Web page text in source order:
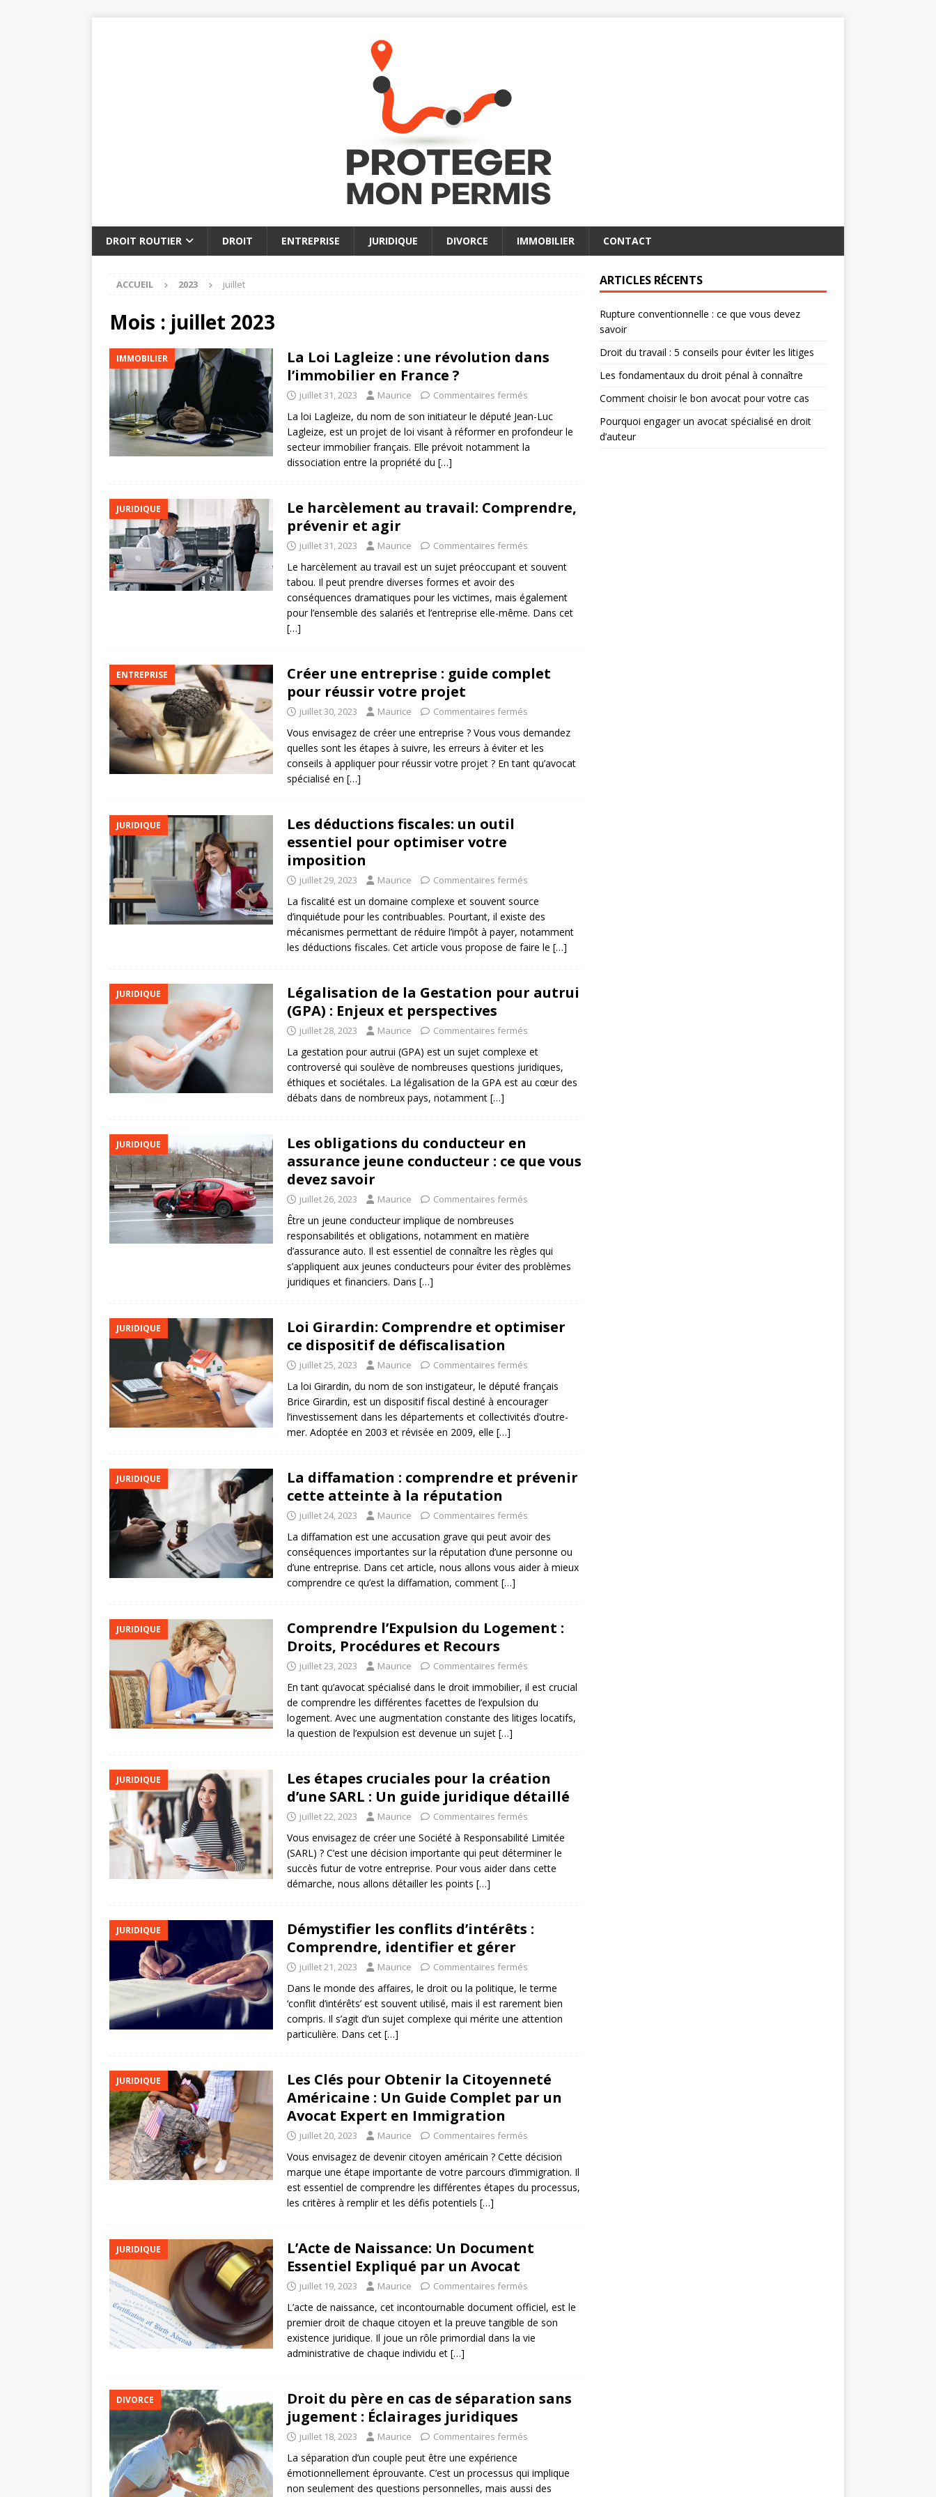
DROIT ROUTIER DROIT ENTREPRISE JURIDIQUE DIVORCE IMMOBILIER CONTACT
ACCUEIL 2023 juillet
Mois : juillet 2023
IMMOBILIER
La Loi Lagleize : une révolution dans
l’immobilier en France ?
juillet 31, 2023 Maurice Commentaires fermés
La loi Lagleize, du nom de son initiateur le député Jean-Luc
Lagleize, est un projet de loi visant à réformer en profondeur le
secteur immobilier français. Elle prévoit notamment la
dissociation entre la propriété du […]
JURIDIQUE
Le harcèlement au travail: Comprendre,
prévenir et agir
juillet 31, 2023 Maurice Commentaires fermés
Le harcèlement au travail est un sujet préoccupant et souvent
tabou. Il peut prendre diverses formes et avoir des
conséquences dramatiques pour les victimes, mais également
pour l’ensemble des salariés et l’entreprise elle-même. Dans cet
[…]
ENTREPRISE
Créer une entreprise : guide complet
pour réussir votre projet
juillet 30, 2023 Maurice Commentaires fermés
Vous envisagez de créer une entreprise ? Vous vous demandez
quelles sont les étapes à suivre, les erreurs à éviter et les
conseils à appliquer pour réussir votre projet ? En tant qu’avocat
spécialisé en […]
JURIDIQUE
Les déductions fiscales: un outil
essentiel pour optimiser votre
imposition
juillet 29, 2023 Maurice Commentaires fermés
La fiscalité est un domaine complexe et souvent source
d’inquiétude pour les contribuables. Pourtant, il existe des
mécanismes permettant de réduire l’impôt à payer, notamment
les déductions fiscales. Cet article vous propose de faire le […]
JURIDIQUE
Légalisation de la Gestation pour autrui
(GPA) : Enjeux et perspectives
juillet 28, 2023 Maurice Commentaires fermés
La gestation pour autrui (GPA) est un sujet complexe et
controversé qui soulève de nombreuses questions juridiques,
éthiques et sociétales. La légalisation de la GPA est au cœur des
débats dans de nombreux pays, notamment […]
JURIDIQUE
Les obligations du conducteur en
assurance jeune conducteur : ce que vous
devez savoir
juillet 26, 2023 Maurice Commentaires fermés
Être un jeune conducteur implique de nombreuses
responsabilités et obligations, notamment en matière
d’assurance auto. Il est essentiel de connaître les règles qui
s’appliquent aux jeunes conducteurs pour éviter des problèmes
juridiques et financiers. Dans […]
JURIDIQUE
Loi Girardin: Comprendre et optimiser
ce dispositif de défiscalisation
juillet 25, 2023 Maurice Commentaires fermés
La loi Girardin, du nom de son instigateur, le député français
Brice Girardin, est un dispositif fiscal destiné à encourager
l’investissement dans les départements et collectivités d’outre-
mer. Adoptée en 2003 et révisée en 2009, elle […]
JURIDIQUE
La diffamation : comprendre et prévenir
cette atteinte à la réputation
juillet 24, 2023 Maurice Commentaires fermés
La diffamation est une accusation grave qui peut avoir des
conséquences importantes sur la réputation d’une personne ou
d’une entreprise. Dans cet article, nous allons vous aider à mieux
comprendre ce qu’est la diffamation, comment […]
JURIDIQUE
Comprendre l’Expulsion du Logement :
Droits, Procédures et Recours
juillet 23, 2023 Maurice Commentaires fermés
En tant qu’avocat spécialisé dans le droit immobilier, il est crucial
de comprendre les différentes facettes de l’expulsion du
logement. Avec une augmentation constante des litiges locatifs,
la question de l’expulsion est devenue un sujet […]
JURIDIQUE
Les étapes cruciales pour la création
d’une SARL : Un guide juridique détaillé
juillet 22, 2023 Maurice Commentaires fermés
Vous envisagez de créer une Société à Responsabilité Limitée
(SARL) ? C’est une décision importante qui peut déterminer le
succès futur de votre entreprise. Pour vous aider dans cette
démarche, nous allons détailler les points […]
JURIDIQUE
Démystifier les conflits d’intérêts :
Comprendre, identifier et gérer
juillet 21, 2023 Maurice Commentaires fermés
Dans le monde des affaires, le droit ou la politique, le terme
‘conflit d’intérêts’ est souvent utilisé, mais il est rarement bien
compris. Il s’agit d’un sujet complexe qui mérite une attention
particulière. Dans cet […]
JURIDIQUE
Les Clés pour Obtenir la Citoyenneté
Américaine : Un Guide Complet par un
Avocat Expert en Immigration
juillet 20, 2023 Maurice Commentaires fermés
Vous envisagez de devenir citoyen américain ? Cette décision
marque une étape importante de votre parcours d’immigration. Il
est essentiel de comprendre les différentes étapes du processus,
les critères à remplir et les défis potentiels […]
JURIDIQUE
L’Acte de Naissance: Un Document
Essentiel Expliqué par un Avocat
juillet 19, 2023 Maurice Commentaires fermés
L’acte de naissance, cet incontournable document officiel, est le
premier droit de chaque citoyen et la preuve tangible de son
existence juridique. Il joue un rôle primordial dans la vie
administrative de chaque individu et […]
DIVORCE
Droit du père en cas de séparation sans
jugement : Éclairages juridiques
juillet 18, 2023 Maurice Commentaires fermés
La séparation d’un couple peut être une expérience
émotionnellement éprouvante. C’est un processus qui implique
non seulement des questions personnelles, mais aussi des
ARTICLES RÉCENTS
Rupture conventionnelle : ce que vous devez
savoir
Droit du travail : 5 conseils pour éviter les litiges
Les fondamentaux du droit pénal à connaître
Comment choisir le bon avocat pour votre cas
Pourquoi engager un avocat spécialisé en droit
d’auteur